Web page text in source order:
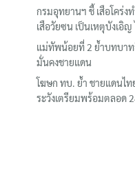
กรมอุทยานฯ ชี้ เสือโคร่ง
เสือวัยซน เป็นเหตุบังเอิญ
แม่ทัพน้อยที่ 2 ย้ำบทบา
มั่นคงชายแดน
โฆษก ทบ. ย้ำ ชายแดนไ
ระวังเตรียมพร้อมตลอด